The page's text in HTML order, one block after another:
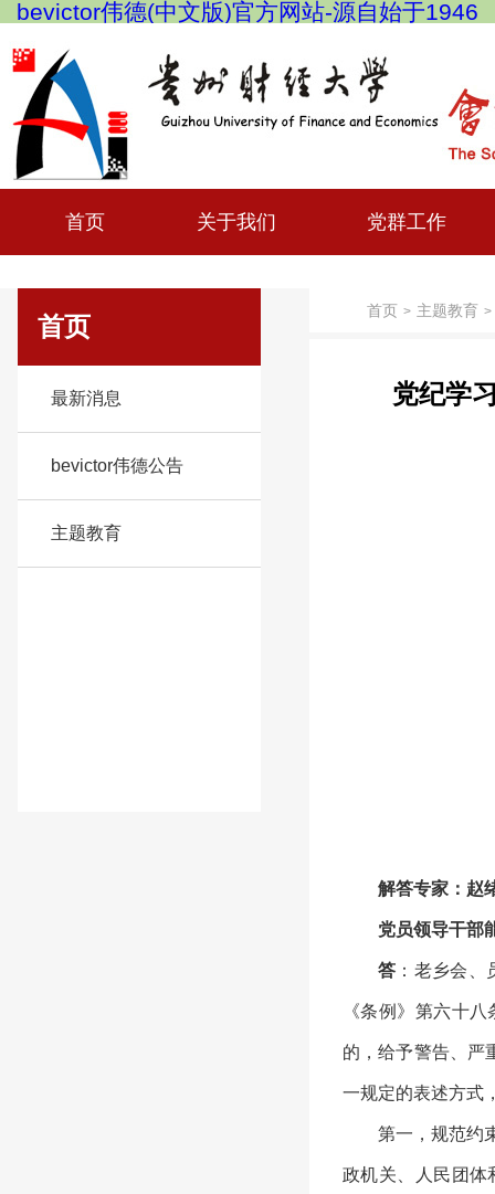
bevictor伟德(中文版)官方网站-源自始于1946
首页 关于我们 党群工作
首页
最新消息
bevictor伟德公告
主题教育
首页 > 主题教育 >
党纪学
解答专家：赵
党员领导干部
答 ：老乡会
《条例》第六十
的，给予警告、严
一规定的表述方式
第一，规范约
政机关、人民团体